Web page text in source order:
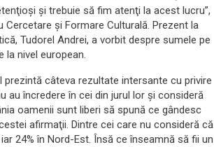
şi trebuie să fim atenţi la acest lucru”,
şi Formare Culturală. Prezent la
Tudorel Andrei, a vorbit despre sumele pe
la nivel european.
câteva rezultate intersante cu privire
au încredere în cei din jurul lor şi consideră
oamenii sunt liberi să spună ce gândesc
afirmaţii. Dintre cei care nu consideră că
24% în Nord-Est. Însă ce înseamnă să fii un